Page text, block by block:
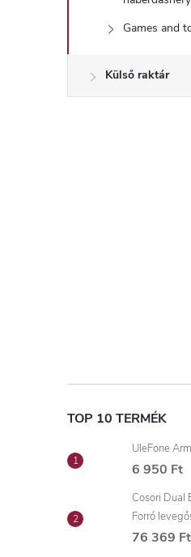
Games and
Külső raktár
TOP 10 TERMÉK
UleFone
6 950 Ft
Cosori Dual
Forró
76 369 Ft